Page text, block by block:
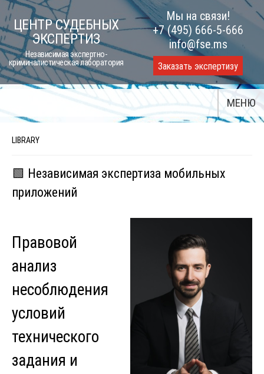
Skip
to
content
ЦЕНТР СУДЕБНЫХ
ЭКСПЕРТИЗ
Независимая экспертно-
криминалистическая лаборатория
Мы на связи!
+7 (495) 666-5-666
info@fse.ms
Заказать экспертизу
МЕНЮ
LIBRARY
🟩 Независимая экспертиза мобильных
приложений
Правовой
анализ
несоблюдения
условий
технического
задания и